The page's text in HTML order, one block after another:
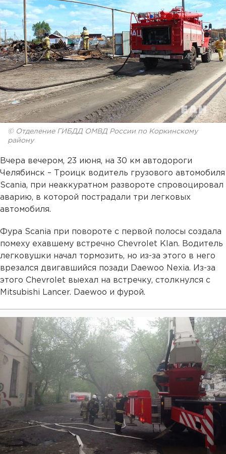
© Отделение ГИБДД ОМВД России по Коркинскому
району
Вчера вечером, 23 июня, на 30 км автодороги
Челябинск – Троицк водитель грузового автомобиля
Scania, при неаккуратном развороте спровоцировал
аварию, в которой пострадали три легковых
автомобиля.
Фура Scania при повороте с первой полосы создала
помеху ехавшему встречно Chevrolet Klan. Водитель
легковушки начал тормозить, но из-за этого в него
врезался двигавшийся позади Daewoo Nexia. Из-за
этого Chevrolet выехал на встречку, столкнулся с
Mitsubishi Lancer. Daewoo и фурой.